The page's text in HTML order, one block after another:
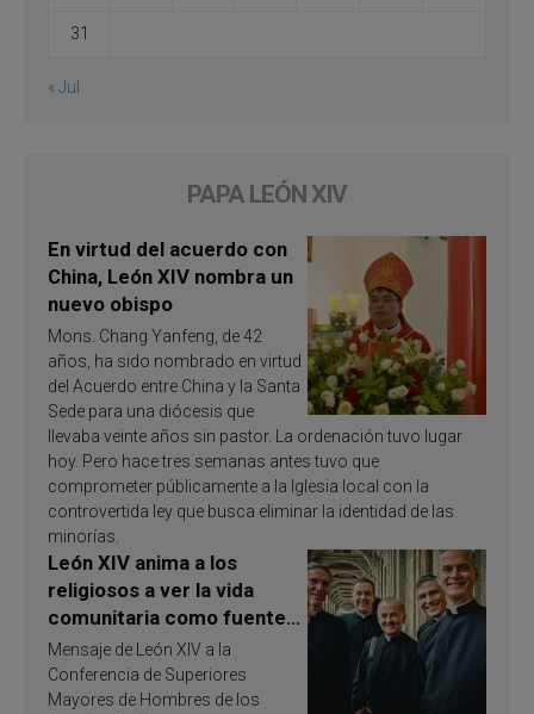
31
« Jul
PAPA LEÓN XIV
En virtud del acuerdo con
China, León XIV nombra un
nuevo obispo
Mons. Chang Yanfeng, de 42
años, ha sido nombrado en virtud
del Acuerdo entre China y la Santa
Sede para una diócesis que
llevaba veinte años sin pastor. La ordenación tuvo lugar
hoy. Pero hace tres semanas antes tuvo que
comprometer públicamente a la Iglesia local con la
controvertida ley que busca eliminar la identidad de las
minorías.
León XIV anima a los
religiosos a ver la vida
comunitaria como fuente
de inspiración y
santificación
Mensaje de León XIV a la
Conferencia de Superiores
Mayores de Hombres de los